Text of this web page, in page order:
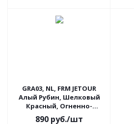
GRA03, NL, FRM JETOUR
Алый Рубин, Шелковый
Красный, Огненно-
красный, Plantom Red,
890 руб./шт